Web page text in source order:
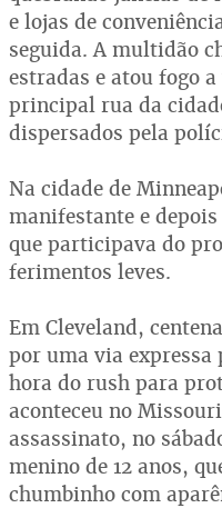
e lojas de
seguida. A multidão
estradas e atou fogo
principal rua da
dispersados pela
Na cidade de
manifestante e
que participava do
ferimentos leves.
Em Cleveland,
por uma via
hora do rush para
aconteceu no
assassinato, no
menino de 12 anos,
chumbinho com